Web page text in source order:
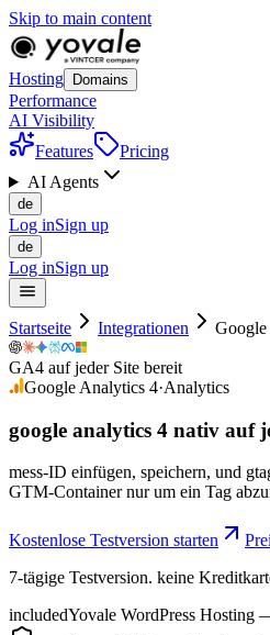
Skip to main content
Hosting Domains
Performance
AI Visibility
Features
Pricing
AI Agents
de
Log inSign up
de
Log inSign up
Startseite Integrationen
GA4 auf jeder Site bereit
Google Analytics 4·Analytics
google analytics 4 nativ auf
mess-ID einfügen, speichern, und
GTM-Container nur um ein Tag
Kostenlose Testversion starten
7-tägige Testversion. keine
includedYovale WordPress Hosting